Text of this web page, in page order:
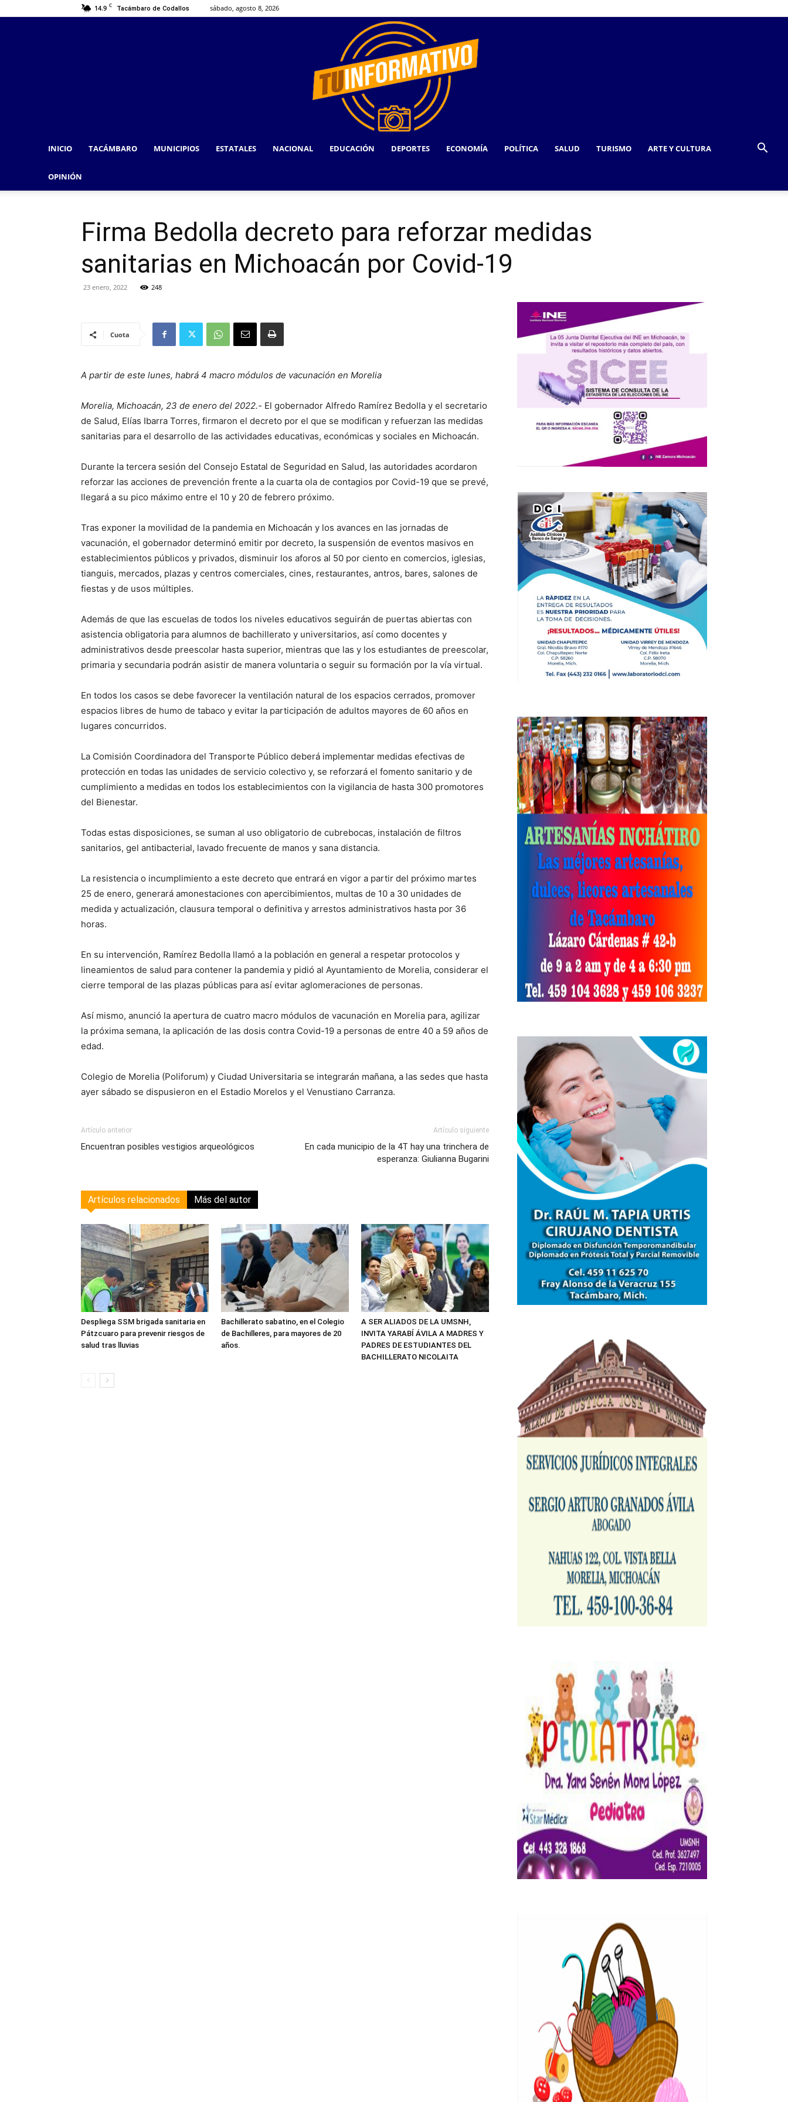
14.9 C Tacámbaro de Codallos sábado, agosto 8, 2026
INICIO TACÁMBARO MUNICIPIOS ESTATALES NACIONAL EDUCACIÓN DEPORTES ECONOMÍA POLÍTICA SALUD TURISMO ARTE Y CULTURA
OPINIÓN
Firma Bedolla decreto para reforzar medidas
sanitarias en Michoacán por Covid-19
23 enero, 2022 248
Cuota
A partir de este lunes, habrá 4 macro módulos de vacunación en Morelia
Morelia, Michoacán, 23 de enero del 2022.- El gobernador Alfredo Ramírez Bedolla y el secretario
de Salud, Elías Ibarra Torres, firmaron el decreto por el que se modifican y refuerzan las medidas
sanitarias para el desarrollo de las actividades educativas, económicas y sociales en Michoacán.
Durante la tercera sesión del Consejo Estatal de Seguridad en Salud, las autoridades acordaron
reforzar las acciones de prevención frente a la cuarta ola de contagios por Covid-19 que se prevé,
llegará a su pico máximo entre el 10 y 20 de febrero próximo.
Tras exponer la movilidad de la pandemia en Michoacán y los avances en las jornadas de
vacunación, el gobernador determinó emitir por decreto, la suspensión de eventos masivos en
establecimientos públicos y privados, disminuir los aforos al 50 por ciento en comercios, iglesias,
tianguis, mercados, plazas y centros comerciales, cines, restaurantes, antros, bares, salones de
fiestas y de usos múltiples.
Además de que las escuelas de todos los niveles educativos seguirán de puertas abiertas con
asistencia obligatoria para alumnos de bachillerato y universitarios, así como docentes y
administrativos desde preescolar hasta superior, mientras que las y los estudiantes de preescolar,
primaria y secundaria podrán asistir de manera voluntaria o seguir su formación por la vía virtual.
En todos los casos se debe favorecer la ventilación natural de los espacios cerrados, promover
espacios libres de humo de tabaco y evitar la participación de adultos mayores de 60 años en
lugares concurridos.
La Comisión Coordinadora del Transporte Público deberá implementar medidas efectivas de
protección en todas las unidades de servicio colectivo y, se reforzará el fomento sanitario y de
cumplimiento a medidas en todos los establecimientos con la vigilancia de hasta 300 promotores
del Bienestar.
Todas estas disposiciones, se suman al uso obligatorio de cubrebocas, instalación de filtros
sanitarios, gel antibacterial, lavado frecuente de manos y sana distancia.
La resistencia o incumplimiento a este decreto que entrará en vigor a partir del próximo martes
25 de enero, generará amonestaciones con apercibimientos, multas de 10 a 30 unidades de
medida y actualización, clausura temporal o definitiva y arrestos administrativos hasta por 36
horas.
En su intervención, Ramírez Bedolla llamó a la población en general a respetar protocolos y
lineamientos de salud para contener la pandemia y pidió al Ayuntamiento de Morelia, considerar el
cierre temporal de las plazas públicas para así evitar aglomeraciones de personas.
Así mismo, anunció la apertura de cuatro macro módulos de vacunación en Morelia para, agilizar
la próxima semana, la aplicación de las dosis contra Covid-19 a personas de entre 40 a 59 años de
edad.
Colegio de Morelia (Poliforum) y Ciudad Universitaria se integrarán mañana, a las sedes que hasta
ayer sábado se dispusieron en el Estadio Morelos y el Venustiano Carranza.
Artículo anterior
Encuentran posibles vestigios arqueológicos
Artículo siguiente
En cada municipio de la 4T hay una trinchera de
esperanza: Giulianna Bugarini
Artículos relacionados Más del autor
Despliega SSM brigada sanitaria en
Pátzcuaro para prevenir riesgos de
salud tras lluvias
Bachillerato sabatino, en el Colegio
de Bachilleres, para mayores de 20
años.
A SER ALIADOS DE LA UMSNH,
INVITA YARABÍ ÁVILA A MADRES Y
PADRES DE ESTUDIANTES DEL
BACHILLERATO NICOLAITA